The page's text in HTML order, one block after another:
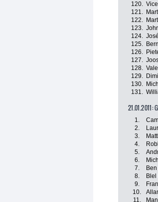
120.
121.
122.
123.
124.
125.
126.
127.
128.
129.
130.
131.
21.01.2011:
1.
2.
3.
4.
5.
6.
7.
8.
9.
10.
11.